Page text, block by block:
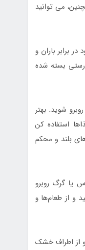
می توانید
برابر باران و
بسته شده
شوید. بهتر
استفاده کن
بلند و محکم
یا گرگ روبرو
و از طعام‌ها و
از اطراف خشک